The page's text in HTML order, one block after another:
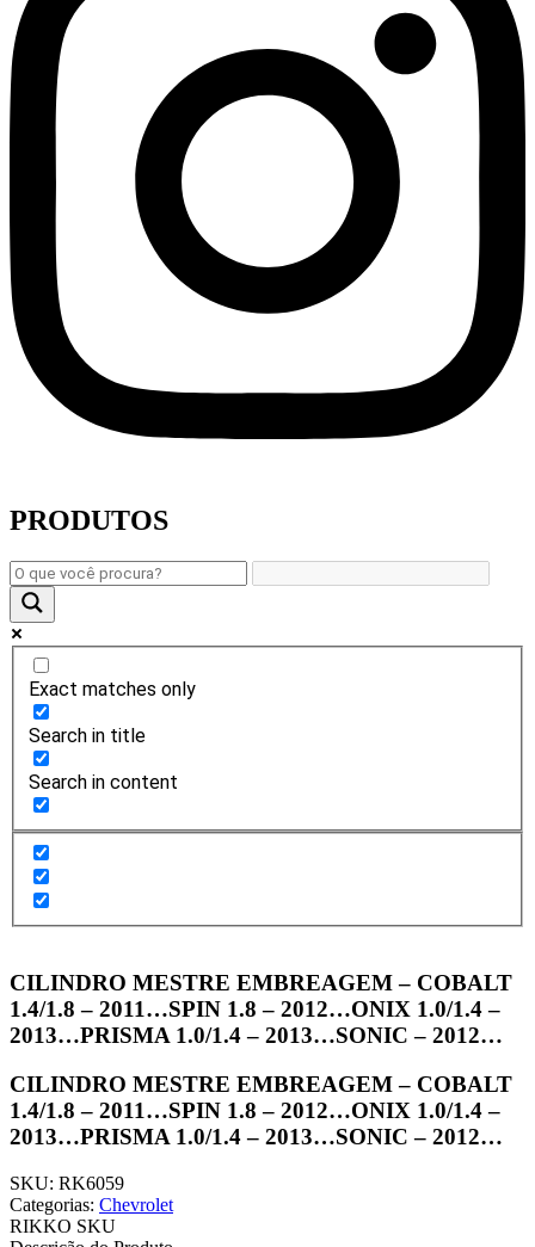
PRODUTOS
Exact matches only
Search in title
Search in content
CILINDRO MESTRE EMBREAGEM – COBALT
1.4/1.8 – 2011…SPIN 1.8 – 2012…ONIX 1.0/1.4 –
2013…PRISMA 1.0/1.4 – 2013…SONIC – 2012…
CILINDRO MESTRE EMBREAGEM – COBALT
1.4/1.8 – 2011…SPIN 1.8 – 2012…ONIX 1.0/1.4 –
2013…PRISMA 1.0/1.4 – 2013…SONIC – 2012…
SKU: RK6059
Categorias: Chevrolet
RIKKO SKU